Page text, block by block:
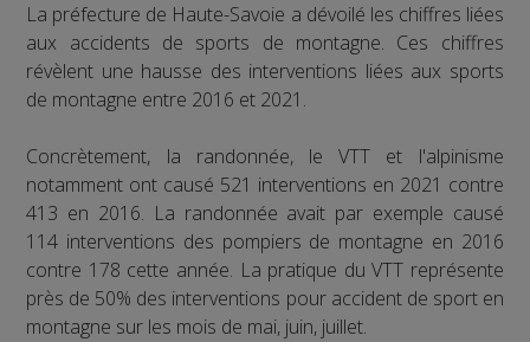
La préfecture de Haute-Savoie a dévoilé les chiffres liées
aux accidents de sports de montagne. Ces chiffres
révèlent une hausse des interventions liées aux sports
de montagne entre 2016 et 2021.
Concrètement, la randonnée, le VTT et l'alpinisme
notamment ont causé 521 interventions en 2021 contre
413 en 2016. La randonnée avait par exemple causé
114 interventions des pompiers de montagne en 2016
contre 178 cette année. La pratique du VTT représente
près de 50% des interventions pour accident de sport en
montagne sur les mois de mai, juin, juillet.